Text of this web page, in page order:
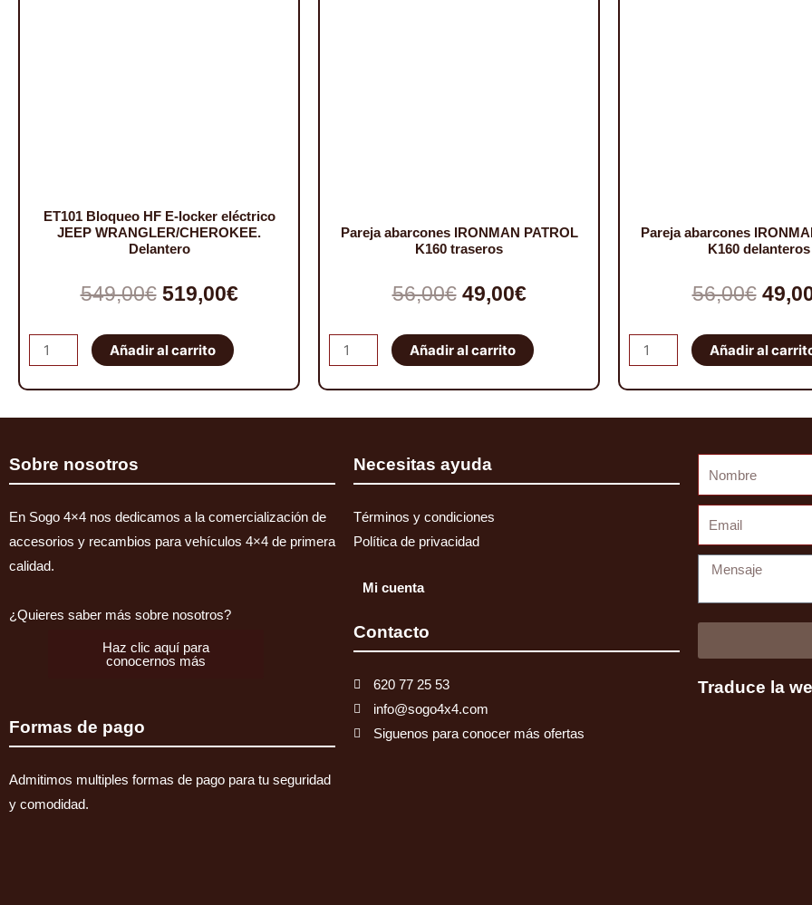
ET101 Bloqueo HF E-locker eléctrico
JEEP WRANGLER/CHEROKEE.
Delantero
549,00€ El
precio
original
519,00€El
ET101
Bloqueo
HF
E-
eléctrico
WRANGLER/CHEROKEE.
Delantero
cantidad
Añadir al carrito
Pareja abarcones IRONMAN PATROL
K160 traseros
56,00€ El
precio
original
49,00€El
precio
actual
Pareja
abarcones
IRONMAN
PATROL
traseros
Añadir al carrito
Pareja abarcones
K160 delanteros
56,00€ El
Pareja
abarcones
IRONMAN
PATROL
Añadir al
Sobre nosotros
En Sogo 4×4 nos dedicamos a la comercialización de
accesorios y recambios para vehículos 4×4 de primera
calidad.
¿Quieres saber más sobre nosotros?
Haz clic aquí para
conocernos más
Formas de pago
Admitimos multiples formas de pago para tu seguridad
y comodidad.
Necesitas ayuda
Términos y condiciones
Política de privacidad
Mi cuenta
Contacto
620 77 25 53
info@sogo4x4.com
Siguenos para conocer más ofertas
Mensaje
Traduce la